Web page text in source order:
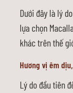
Dưới đây là lý
lựa chọn
khác trên thế
Hương vị êm
Lý do đầu tiên